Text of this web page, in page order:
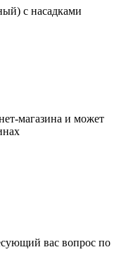
с насадками
магазина и может
вас вопрос по